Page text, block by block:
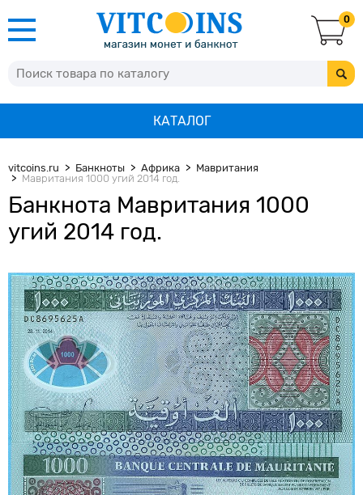
0
КАТАЛОГ
vitcoins.ru Банкноты Африка
Мавритания
Мавритания 1000 угий 2014 год.
Банкнота Мавритания 1000
угий 2014 год.